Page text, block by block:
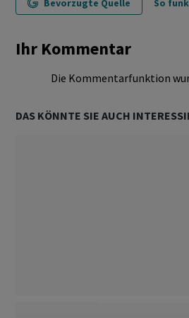
Bevorzugte Quelle So
Ihr Kommentar
Die Kommentarfunktion
DAS KÖNNTE SIE AUCH